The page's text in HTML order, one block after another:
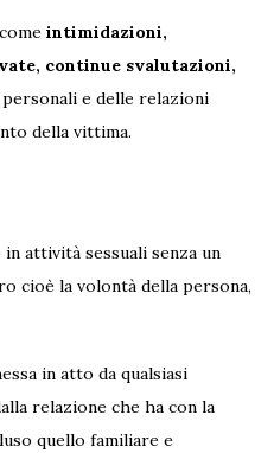
intimidazioni,
continue svalutazioni,
e delle relazioni
della vittima.
attività sessuali senza un
cioè la volontà della persona,
in atto da qualsiasi
relazione che ha con la
quello familiare e